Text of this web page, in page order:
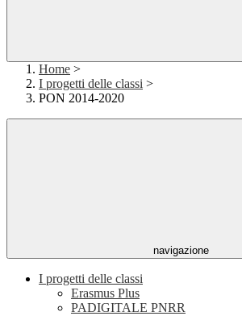
Home >
I progetti delle classi >
PON 2014-2020
navigazione
I progetti delle classi
Erasmus Plus
PADIGITALE PNRR